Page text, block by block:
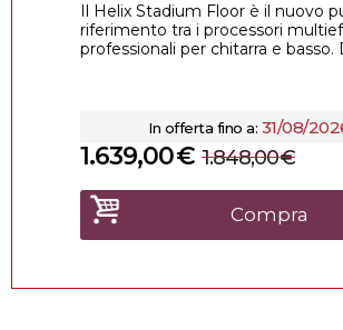
Il Helix Stadium Floor è il nuovo
riferimento tra i processori
professionali per chitarra e basso.
In offerta fino a: 31/08/
€
1.639,00 €
1.848,00
Compra